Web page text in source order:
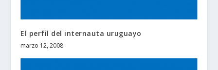
El perfil del internauta uruguayo
marzo 12, 2008